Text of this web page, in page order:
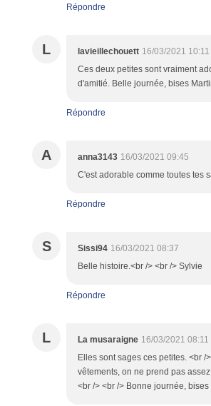
Répondre
L lavieillechouett 16/03/2021 10:11
Ces deux petites sont vraiment
d'amitié. Belle journée, bises
Répondre
A anna3143 16/03/2021 09:45
C'est adorable comme toutes tes
Répondre
S Sissi94 16/03/2021 08:37
Belle histoire.<br /> <br /> Sylvie
Répondre
L La musaraigne 16/03/2021 08:11
Elles sont sages ces petites. <br
vêtements, on ne prend pas
<br /> <br /> Bonne journée, bises